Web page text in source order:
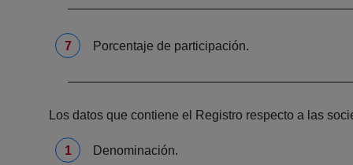
Porcentaje de participación.
Los datos que contiene el Registro respecto a las
Denominación.